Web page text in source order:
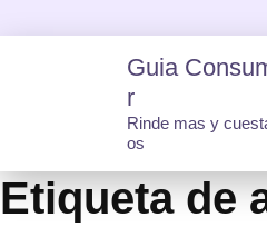
to
Guia
R
Rinde mas y
os
Etiqueta de